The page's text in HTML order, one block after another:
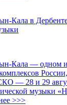
Кала в
Кала — одном
— 28 и 29
музыки
>>>